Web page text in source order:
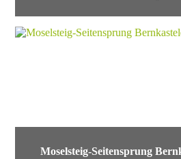
Moselsteig-Seitensprung